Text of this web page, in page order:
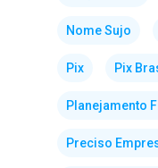
Nome Sujo
Pix Pix
Planejamento
Preciso